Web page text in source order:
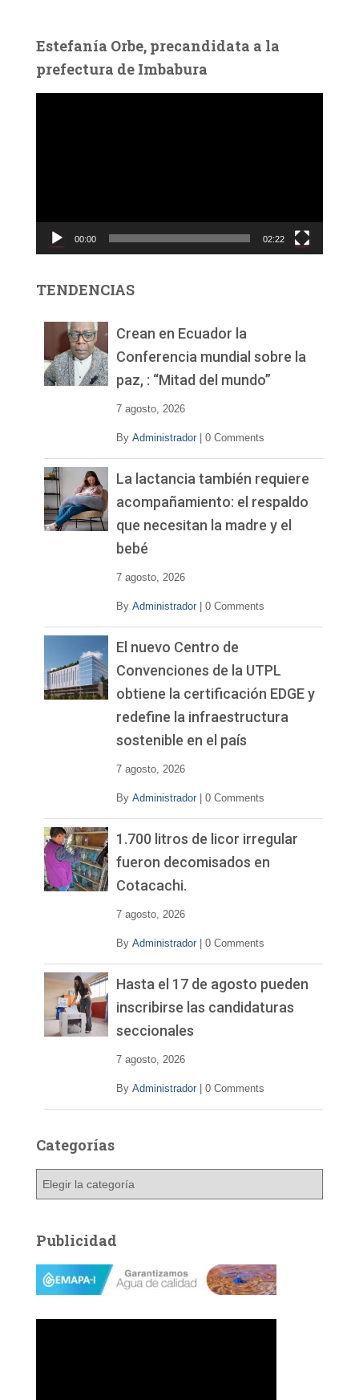
Estefanía Orbe, precandidata a la
prefectura de Imbabura
c
d
00:00 02:22
TENDENCIAS
Crean en Ecuador la
Conferencia mundial sobre la
paz, : “Mitad del mundo”
7 agosto, 2026
By Administrador 0 Comments
La lactancia también requiere
acompañamiento: el respaldo
que necesitan la madre y el
bebé
7 agosto, 2026
By Administrador 0 Comments
El nuevo Centro de
Convenciones de la UTPL
obtiene la certificación EDGE y
redefine la infraestructura
sostenible en el país
7 agosto, 2026
By Administrador 0 Comments
1.700 litros de licor irregular
fueron decomisados en
Cotacachi.
7 agosto, 2026
By Administrador 0 Comments
Hasta el 17 de agosto pueden
inscribirse las candidaturas
seccionales
7 agosto, 2026
By Administrador 0 Comments
Categorías
g
o
a
Publicidad